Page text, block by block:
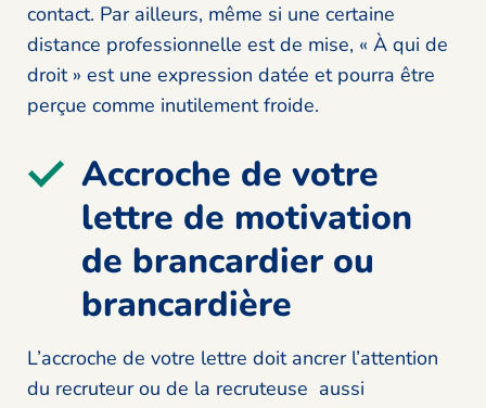
contact. Par ailleurs, même si une certaine
distance professionnelle est de mise, « À qui de
droit » est une expression datée et pourra être
perçue comme inutilement froide.
Accroche de votre
lettre de motivation
de brancardier ou
brancardière
L’accroche de votre lettre doit ancrer l’attention
du recruteur ou de la recruteuse aussi